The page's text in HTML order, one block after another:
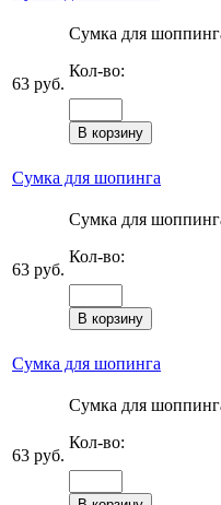
63 руб.
Сумка для
Кол-во:
Сумка для шопинга
63 руб.
Сумка для
Кол-во:
Сумка для шопинга
63 руб.
Сумка для
Кол-во: